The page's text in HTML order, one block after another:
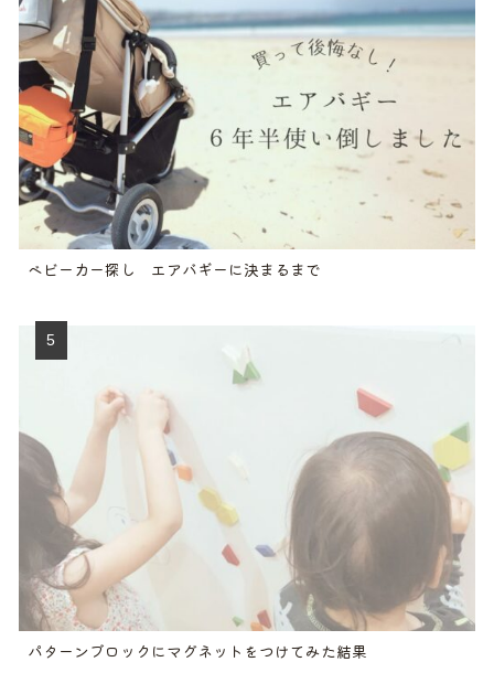
ベビーカー探し エアバギーに決まるまで
パターンブロックにマグネットをつけてみた結果